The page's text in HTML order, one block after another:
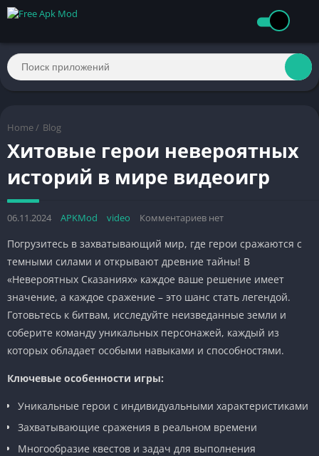
Home / Blog
Хитовые герои невероятных
историй в мире видеоигр
06.11.2024 APKMod video Комментариев нет
Погрузитесь в захватывающий мир, где герои сражаются с
темными силами и открывают древние тайны! В
«Невероятных Сказаниях» каждое ваше решение имеет
значение, а каждое сражение – это шанс стать легендой.
Готовьтесь к битвам, исследуйте неизведанные земли и
соберите команду уникальных персонажей, каждый из
которых обладает особыми навыками и способностями.
Ключевые особенности игры:
Уникальные герои с индивидуальными характеристиками
Захватывающие сражения в реальном времени
Многообразие квестов и задач для выполнения